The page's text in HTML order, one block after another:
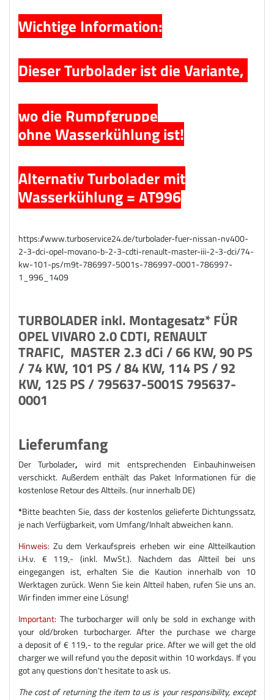
Wichtige Information:
Dieser Turbolader ist die Variante,
wo die Rumpfgruppe
ohne Wasserkühlung ist!
Alternativ Turbolader mit
Wasserkühlung = AT996
https://www.turboservice24.de/turbolader-fuer-nissan-nv400-
2-3-dci-opel-movano-b-2-3-cdti-renault-master-iii-2-3-dci/74-
kw-101-ps/m9t-786997-5001s-786997-0001-786997-
1_996_1409
TURBOLADER inkl. Montagesatz* FÜR
OPEL VIVARO 2.0 CDTI, RENAULT
TRAFIC, MASTER 2.3 dCi / 66 KW, 90 PS
/ 74 KW, 101 PS / 84 KW, 114 PS / 92
KW, 125 PS / 795637-5001S 795637-
0001
Lieferumfang
Der Turbolader, wird mit entsprechenden Einbauhinweisen
verschickt. Außerdem enthält das Paket Informationen für die
kostenlose Retour des Altteils. (nur innerhalb DE)
*Bitte beachten Sie, dass der kostenlos gelieferte Dichtungssatz,
je nach Verfügbarkeit, vom Umfang/Inhalt abweichen kann.
Hinweis: Zu dem Verkaufspreis erheben wir eine Altteilkaution
i.H.v. € 119,- (inkl. MwSt.). Nachdem das Altteil bei uns
eingegangen ist, erhalten Sie die Kaution innerhalb von 10
Werktagen zurück. Wenn Sie kein Altteil haben, rufen Sie uns an.
Wir finden immer eine Lösung!
Important: The turbocharger will only be sold in exchange with
your old/broken turbocharger. After the purchase we charge
a deposit of € 119,- to the regular price. After we will get the old
charger we will refund you the deposit within 10 workdays. If you
got any questions don't hesitate to ask us.
The cost of returning the item to us is your responsibility, except